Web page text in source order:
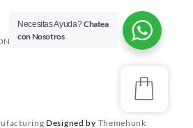
Designed by Themehunk
Necesitas Ayuda?Chatea
con Nosotros